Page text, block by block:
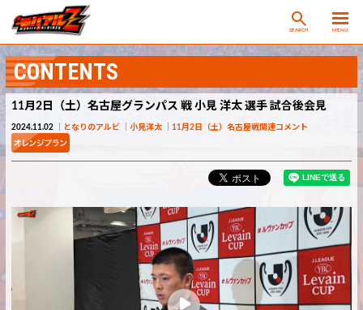
SEARCH MENU
CONTENTS
11月2日（土）名古屋グランパス 戦 小見 洋太 選手 試合後会見
2024.11.02 となりのアルビ 小見洋太 11月2日（土）名古屋戦関連コメント